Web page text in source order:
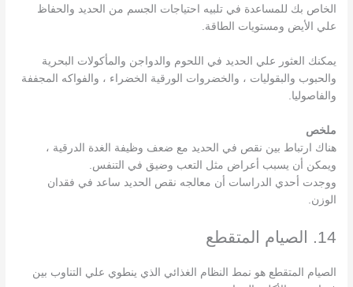
الخاص بك للمساعدة في تلبيه احتياجات الجسم من الحديد والحفاظ
علي الأيض ومستويات الطاقة.
يمكنك العثور علي الحديد في اللحوم والدواجن والمأكولات البحرية
والحبوب والبقوليات ، والخضروات الورقية الخضراء ، والفواكه المجففة
والفاصوليا.
ملخص
هناك ارتباط بين نقص في الحديد مع ضعف وظيفة الغدة الدرقية ،
ويمكن أن يسبب أعراض مثل التعب وضيق في التنفس.
ووجدت أحدي الدراسات أن معالجه نقص الحديد ساعد في فقدان
الوزن.
14. الصيام المتقطع
الصيام المتقطع هو نمط النظام الغذائي الذي ينطوي علي التناوب بين